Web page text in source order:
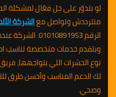
لو بتدوّر على حل فعّال لمشكلة
متترددش وتواصل معالشركة
الرقم
وبتقدم خدمات متخصصة تناسب
نوع الحشرات اللي بتواجهها،
لك الدعم المناسب وأحسن طرق
وصحي.